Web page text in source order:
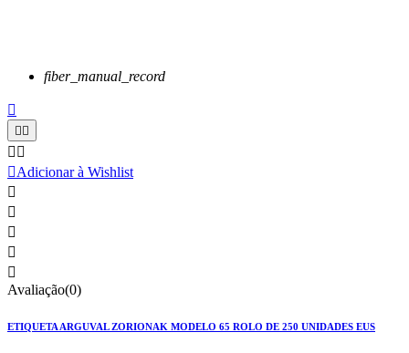
fiber_manual_record

 
 
Adicionar à Wishlist





Avaliação(0)
ETIQUETA ARGUVAL ZORIONAK MODELO 65 ROLO DE 250 UNIDADES EUS